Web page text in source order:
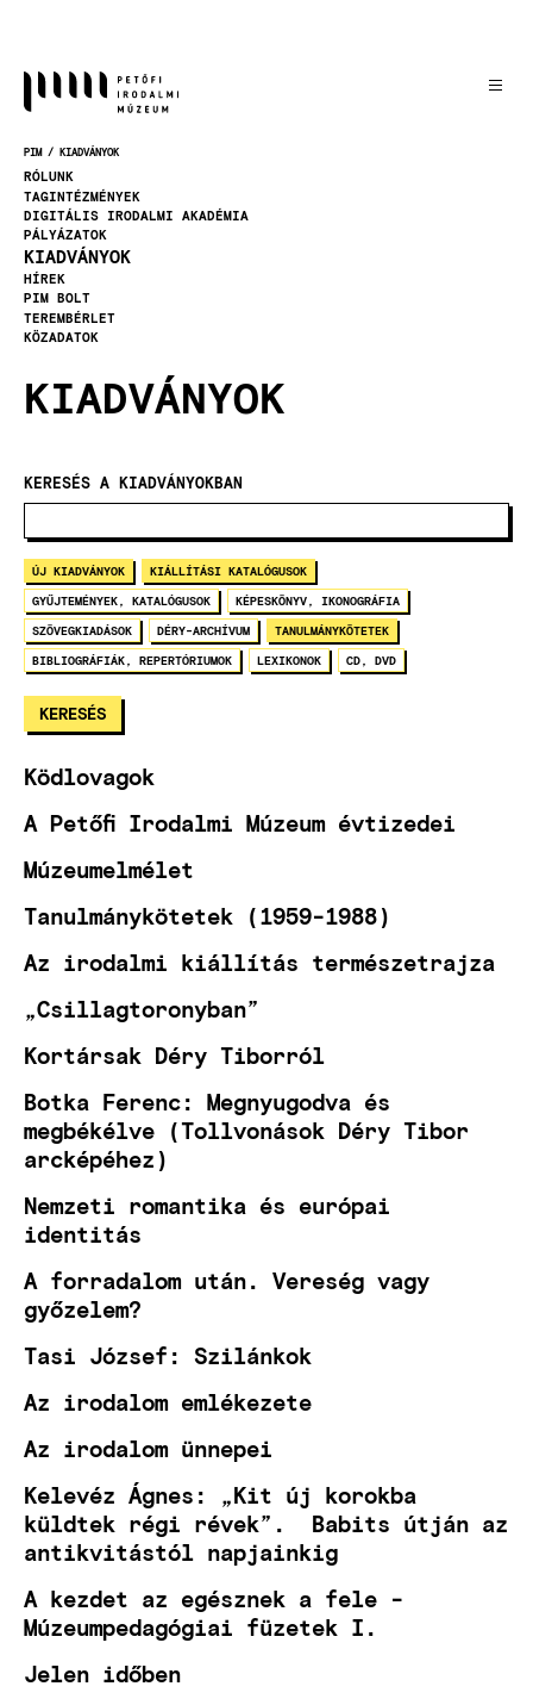
MORZSA
PIM KIADVÁNYOK
RÓLUNK
TAGINTÉZMÉNYEK
DIGITÁLIS IRODALMI AKADÉMIA
PÁLYÁZATOK
KIADVÁNYOK
HÍREK
PIM BOLT
TEREMBÉRLET
KÖZADATOK
KIADVÁNYOK
KERESÉS A KIADVÁNYOKBAN
ÚJ KIADVÁNYOK KIÁLLÍTÁSI KATALÓGUSOK
GYŰJTEMÉNYEK, KATALÓGUSOK KÉPESKÖNYV, IKONOGRÁFIA
SZÖVEGKIADÁSOK DÉRY-ARCHÍVUM TANULMÁNYKÖTETEK
BIBLIOGRÁFIÁK, REPERTÓRIUMOK LEXIKONOK CD, DVD
Ködlovagok
A Petőfi Irodalmi Múzeum évtizedei
Múzeumelmélet
Tanulmánykötetek (1959-1988)
Az irodalmi kiállítás természetrajza
„Csillagtoronyban”
Kortársak Déry Tiborról
Botka Ferenc: Megnyugodva és
megbékélve (Tollvonások Déry Tibor
arcképéhez)
Nemzeti romantika és európai
identitás
A forradalom után. Vereség vagy
győzelem?
Tasi József: Szilánkok
Az irodalom emlékezete
Az irodalom ünnepei
Kelevéz Ágnes: „Kit új korokba
küldtek régi révek”. Babits útján az
antikvitástól napjainkig
A kezdet az egésznek a fele -
Múzeumpedagógiai füzetek I.
Jelen időben